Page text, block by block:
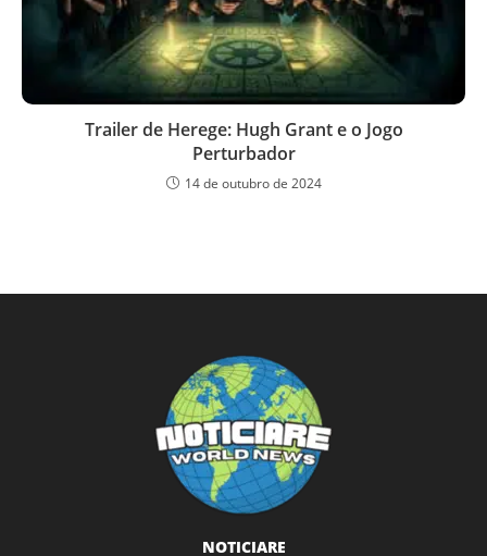
Trailer de Herege: Hugh Grant e o Jogo
Perturbador
14 de outubro de 2024
NOTICIARE